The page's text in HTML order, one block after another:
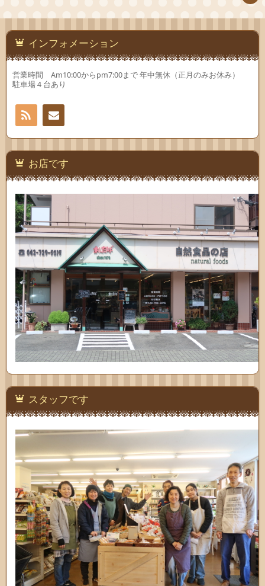
で
き
ま
す)
で
き
ま
す)
インフォメーション
営業時間 Am10:00からpm7:00まで 年中無休（正月のみお休み）
駐車場４台あり
お問
い合
わせ
お店です
スタッフです